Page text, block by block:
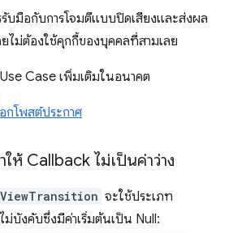
บมือกับการโจมตีแบบปิดเสียงและส่งผล
ไม่ต้องใช้คุกกี้ของบุคคลที่สามเลย
Case เพิ่มเติมในอนาคต
กโพสต์ประกาศ
ห้ Callback ไม่เป็นค่าว่าง
จะใช้ประเภท
บังคับซึ่งมีค่าเริ่มต้นเป็น Null: